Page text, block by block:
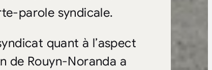
parole syndicale.
quant à l’aspect
de Rouyn-Noranda a